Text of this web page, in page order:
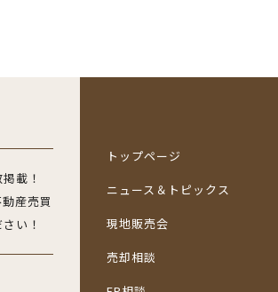
載！
産売買
い！
トップページ
ニュース＆ トピックス
現地販売会
売却相談